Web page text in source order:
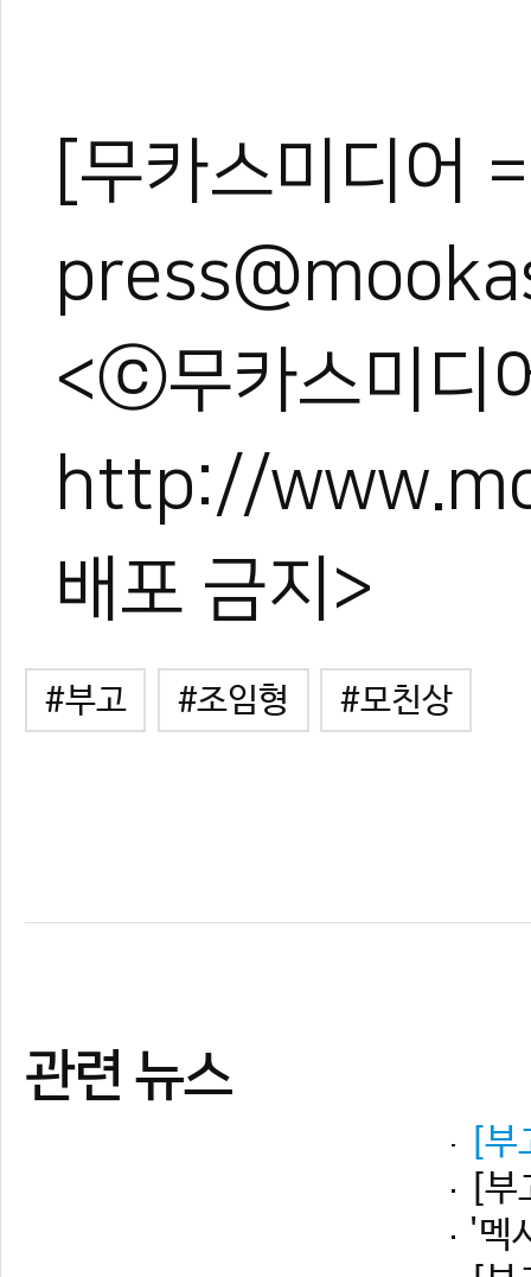
[무카스미디어
<ⓒ무카스미디
http://
배포 금지>